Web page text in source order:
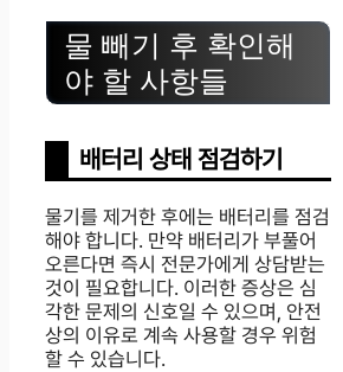
물 빼기 후 확인해
야 할 사항들
배터리 상태 점검하기
물기를 제거한 후에는 배터리를 점검
해야 합니다. 만약 배터리가 부풀어
오른다면 즉시 전문가에게 상담받는
것이 필요합니다. 이러한 증상은 심
각한 문제의 신호일 수 있으며, 안전
상의 이유로 계속 사용할 경우 위험
할 수 있습니다.